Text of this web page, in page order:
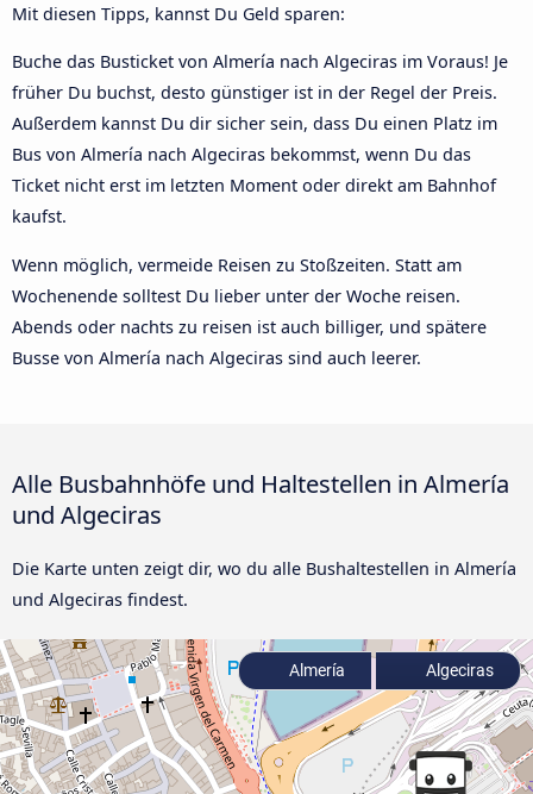
Mit diesen Tipps, kannst Du Geld sparen:
Buche das Busticket von Almería nach Algeciras im Voraus! Je
früher Du buchst, desto günstiger ist in der Regel der Preis.
Außerdem kannst Du dir sicher sein, dass Du einen Platz im
Bus von Almería nach Algeciras bekommst, wenn Du das
Ticket nicht erst im letzten Moment oder direkt am Bahnhof
kaufst.
Wenn möglich, vermeide Reisen zu Stoßzeiten. Statt am
Wochenende solltest Du lieber unter der Woche reisen.
Abends oder nachts zu reisen ist auch billiger, und spätere
Busse von Almería nach Algeciras sind auch leerer.
Alle Busbahnhöfe und Haltestellen in Almería
und Algeciras
Die Karte unten zeigt dir, wo du alle Bushaltestellen in Almería
und Algeciras findest.
Almería Algeciras